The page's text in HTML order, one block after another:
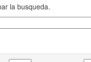
la busqueda.